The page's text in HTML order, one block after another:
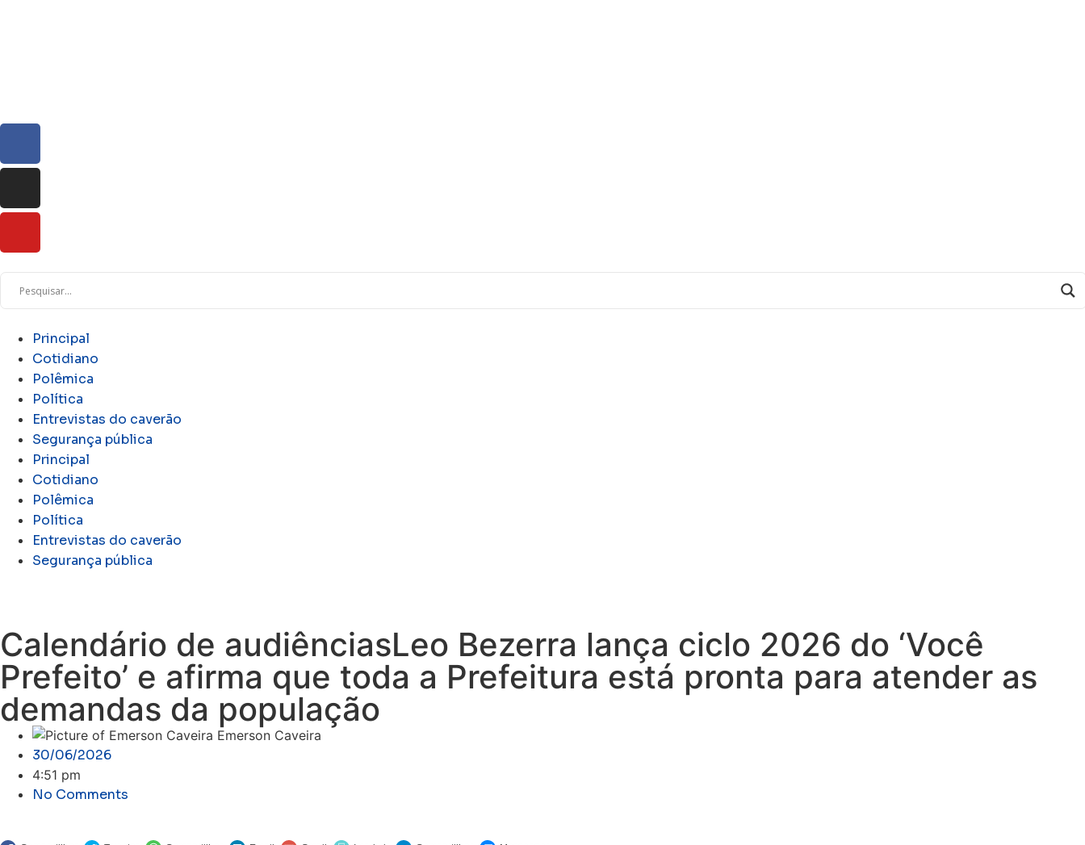
Principal
Cotidiano
Polêmica
Política
Entrevistas do caverão
Segurança pública
Principal
Cotidiano
Polêmica
Política
Entrevistas do caverão
Segurança pública
Calendário de audiênciasLeo Bezerra lança ciclo 2026 do ‘Você
Prefeito’ e afirma que toda a Prefeitura está pronta para atender as
demandas da população
Emerson Caveira
30/06/2026
4:51 pm
No Comments